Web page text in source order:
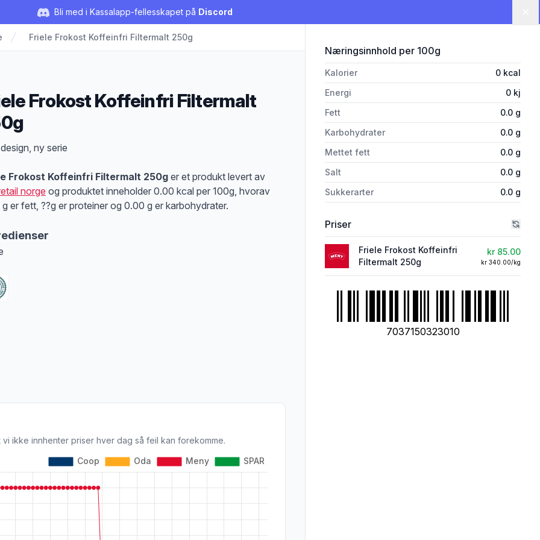
Bli med i Kassalapp-fellesskapet på Discord
Friele Frokost Koffeinfri Filtermalt 250g
Frokost Koffeinfri Filtermalt
ny serie
Frokost Koffeinfri Filtermalt 250g er et produkt levert av
norge og produktet inneholder 0.00 kcal per 100g, hvorav
er fett, ??g er proteiner og 0.00 g er karbohydrater.
ikke innhenter priser hver dag så feil kan forekomme.
Næringsinnhold for 'Friele Frokost Koffeinfri
per 100g
Kalorier 0 kcal
Energi
0 kj
Fett
0.0 g
Karbohydrater
0.0 g
Mettet fett
0.0 g
Salt
0.0 g
Sukkerarter
0.0 g
Priser
Friele Frokost Koffeinfri
Filtermalt 250g
kr 85.00
kr 340.00/kg
7037150323010